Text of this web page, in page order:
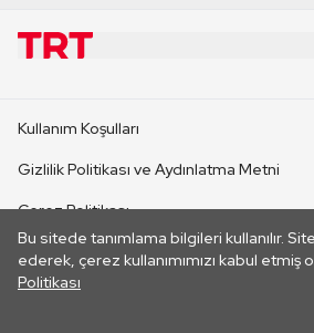
Bu sitede tanımlama bilgileri kullanılır.
ederek, çerez kullanımımızı kabul etmiş
Politikası
CANLI YAYINLAR
Kullanım Koşulları
Gizlilik Politikası ve Aydınlatma Metni
Çerez Politikası
İletişim
Her hakkı saklıdır. ©2026 TRT.